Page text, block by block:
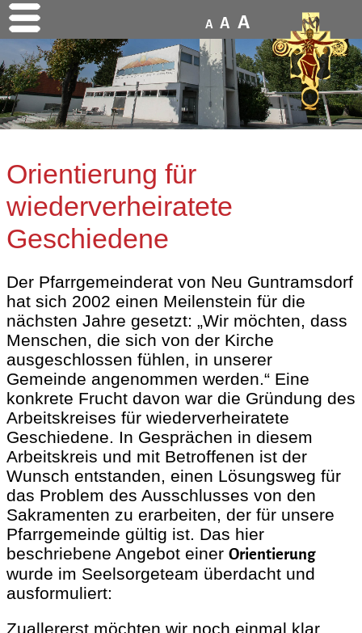
A A A
Orientierung für
wiederverheiratete
Geschiedene
Der Pfarrgemeinderat von Neu Guntramsdorf
hat sich 2002 einen Meilenstein für die
nächsten Jahre gesetzt: „Wir möchten, dass
Menschen, die sich von der Kirche
ausgeschlossen fühlen, in unserer
Gemeinde angenommen werden.“ Eine
konkrete Frucht davon war die Gründung des
Arbeitskreises für wiederverheiratete
Geschiedene. In Gesprächen in diesem
Arbeitskreis und mit Betroffenen ist der
Wunsch entstanden, einen Lösungsweg für
das Problem des Ausschlusses von den
Sakramenten zu erarbeiten, der für unsere
Pfarrgemeinde gültig ist. Das hier
beschriebene Angebot einer Orientierung
wurde im Seelsorgeteam überdacht und
ausformuliert:
Zuallererst möchten wir noch einmal klar